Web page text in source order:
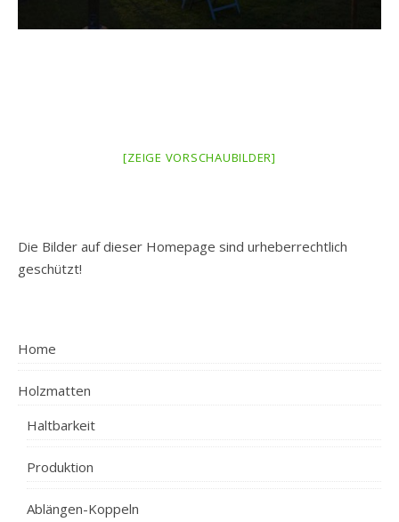
[ZEIGE VORSCHAUBILDER]
Die Bilder auf dieser Homepage sind urheberrechtlich
geschützt!
Home
Holzmatten
Haltbarkeit
Produktion
Ablängen-Koppeln